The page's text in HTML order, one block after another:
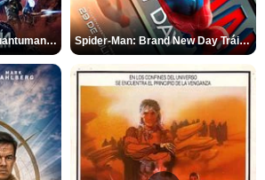
Ant-Man y la Avispa: Quantumanía Tráiler (2) Spider-Man: Brand New Day Tráiler (3)